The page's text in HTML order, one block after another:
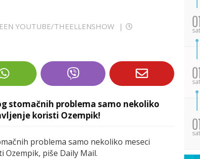
YOUTUBE/THEELLENSHOW
|
stomačnih problema samo nekoliko
koristi Ozempik!
problema samo nekoliko meseci
piše Daily Mail.
sat
sat
sat